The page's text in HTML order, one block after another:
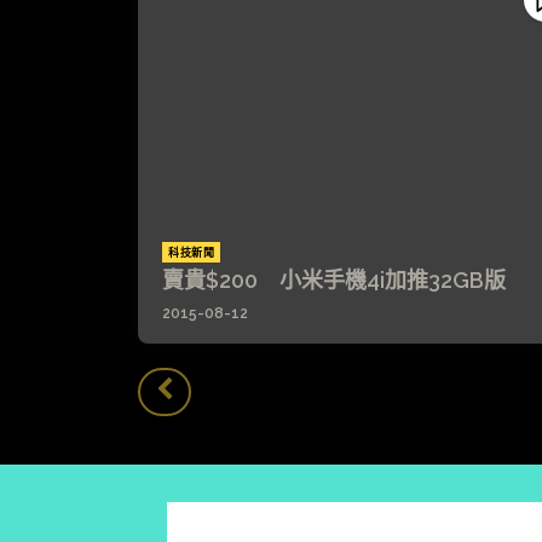
科技新聞
賣貴$200 小米手機4i加推32GB版
2015-08-12